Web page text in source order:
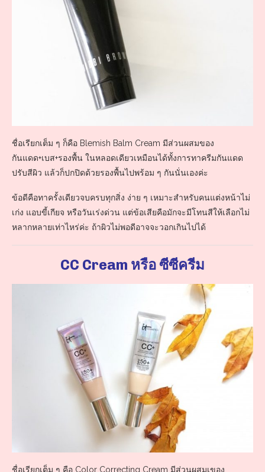
ชื่อเรียกเต็ม ๆ ก็คือ Blemish Balm Cream มีส่วนผสมของ
กันแดด+เบส+รองพื้น ในหลอดเดียวเหมือนได้ทั้งการทาครีมกันแดด
ปรับสีผิว แล้วก็ปกปิดด้วยรองพื้นไปพร้อม ๆ กันนั่นเองค่ะ
ข้อดีคือทาครั้งเดียวจบครบทุกสิ่ง ง่าย ๆ เหมาะสำหรับคนแต่งหน้าไม่
เก่ง แอบขี้เกียจ หรือวันเร่งด่วน แต่ข้อเสียคือมักจะมีโทนสีให้เลือกไม่
หลากหลายเท่าไหร่ค่ะ ถ้าผิวไม่พอดีอาจจะวอกเกินไปได้
CC Cream หรือ ซีซีครีม
ชื่อเรียกเต็ม ๆ คือ Color Correcting Cream มีส่วนผสมเของ